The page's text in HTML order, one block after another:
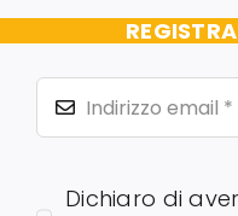
Dichiaro di